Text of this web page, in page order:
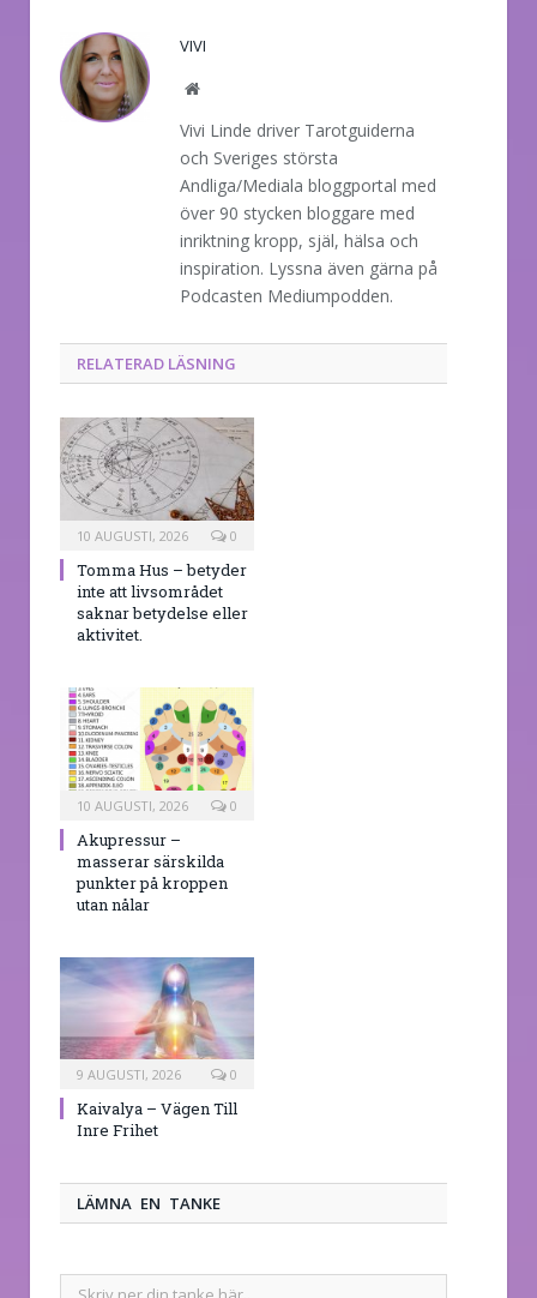
VIVI
Website
Vivi Linde driver Tarotguiderna
och Sveriges största
Andliga/Mediala bloggportal med
över 90 stycken bloggare med
inriktning kropp, själ, hälsa och
inspiration. Lyssna även gärna på
Podcasten Mediumpodden.
RELATERAD LÄSNING
10 AUGUSTI, 2026 0
Tomma Hus – betyder
inte att livsområdet
saknar betydelse eller
aktivitet.
10 AUGUSTI, 2026 0
Akupressur –
masserar särskilda
punkter på kroppen
utan nålar
9 AUGUSTI, 2026 0
Kaivalya – Vägen Till
Inre Frihet
LÄMNA EN TANKE